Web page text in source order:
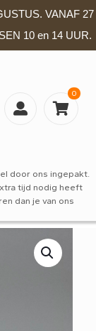
VANAF 27
10 en 14 UUR.
0
door ons ingepakt.
tijd nodig heeft
dan je van ons